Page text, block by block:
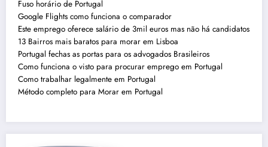
Fuso horário de Portugal
Google Flights como funciona o comparador
Este emprego oferece salário de 3mil euros mas não há candidatos
13 Bairros mais baratos para morar em Lisboa
Portugal fechas as portas para os advogados Brasileiros
Como funciona o visto para procurar emprego em Portugal
Como trabalhar legalmente em Portugal
Método completo para Morar em Portugal